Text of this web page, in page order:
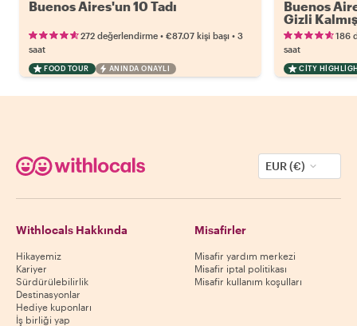
Buenos Aires'un 10 Tadı
272 değerlendirme • €87.07 kişi başı • 3
saat
FOOD TOUR ANINDA ONAYLI
Buenos
Gizli
186
saat
CITY
EUR (€)
Withlocals Hakkında
Hikayemiz
Kariyer
Sürdürülebilirlik
Destinasyonlar
Hediye kuponları
İş birliği yap
Misafirler
Misafir yardım merkezi
Misafir iptal politikası
Misafir kullanım koşulları